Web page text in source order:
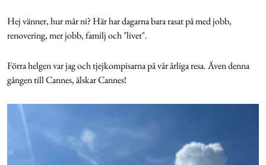
Hej vänner, hur mår ni? Här har dagarna bara rasat på med jobb,
renovering, mer jobb, familj och "livet".
Förra helgen var jag och tjejkompisarna på vår årliga resa. Även denna
gången till Cannes, älskar Cannes!